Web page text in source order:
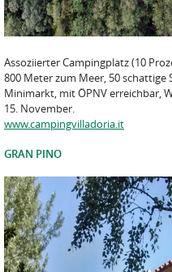
Assoziierter Campingplatz (10
800 Meter zum Meer, 50
Minimarkt, mit ÖPNV erreichbar,
15. November.
www.campingvilladoria.it
GRAN PINO